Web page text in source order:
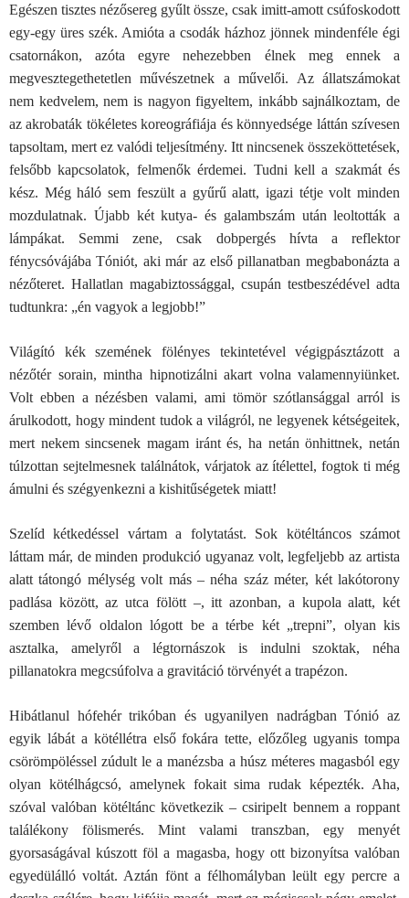
Egészen tisztes nézősereg gyűlt össze, csak imitt-amott csúfoskodott
egy-egy üres szék. Amióta a csodák házhoz jönnek mindenféle égi
csatornákon, azóta egyre nehezebben élnek meg ennek a
megvesztegethetetlen művészetnek a művelői. Az állatszámokat
nem kedvelem, nem is nagyon figyeltem, inkább sajnálkoztam, de
az akrobaták tökéletes koreográfiája és könnyedsége láttán szívesen
tapsoltam, mert ez valódi teljesítmény. Itt nincsenek összeköttetések,
felsőbb kapcsolatok, felmenők érdemei. Tudni kell a szakmát és
kész. Még háló sem feszült a gyűrű alatt, igazi tétje volt minden
mozdulatnak. Újabb két kutya- és galambszám után leoltották a
lámpákat. Semmi zene, csak dobpergés hívta a reflektor
fénycsóvájába Tóniót, aki már az első pillanatban megbabonázta a
nézőteret. Hallatlan magabiztossággal, csupán testbeszédével adta
tudtunkra: „én vagyok a legjobb!”
Világító kék szemének fölényes tekintetével végigpásztázott a
nézőtér sorain, mintha hipnotizálni akart volna valamennyiünket.
Volt ebben a nézésben valami, ami tömör szótlansággal arról is
árulkodott, hogy mindent tudok a világról, ne legyenek kétségeitek,
mert nekem sincsenek magam iránt és, ha netán önhittnek, netán
túlzottan sejtelmesnek találnátok, várjatok az ítélettel, fogtok ti még
ámulni és szégyenkezni a kishitűségetek miatt!
Szelíd kétkedéssel vártam a folytatást. Sok kötéltáncos számot
láttam már, de minden produkció ugyanaz volt, legfeljebb az artista
alatt tátongó mélység volt más – néha száz méter, két lakótorony
padlása között, az utca fölött –, itt azonban, a kupola alatt, két
szemben lévő oldalon lógott be a térbe két „trepni”, olyan kis
asztalka, amelyről a légtornászok is indulni szoktak, néha
pillanatokra megcsúfolva a gravitáció törvényét a trapézon.
Hibátlanul hófehér trikóban és ugyanilyen nadrágban Tónió az
egyik lábát a kötéllétra első fokára tette, előzőleg ugyanis tompa
csörömpöléssel zúdult le a manézsba a húsz méteres magasból egy
olyan kötélhágcsó, amelynek fokait sima rudak képezték. Aha,
szóval valóban kötéltánc következik – csiripelt bennem a roppant
találékony fölismerés. Mint valami transzban, egy menyét
gyorsaságával kúszott föl a magasba, hogy ott bizonyítsa valóban
egyedülálló voltát. Aztán fönt a félhomályban leült egy percre a